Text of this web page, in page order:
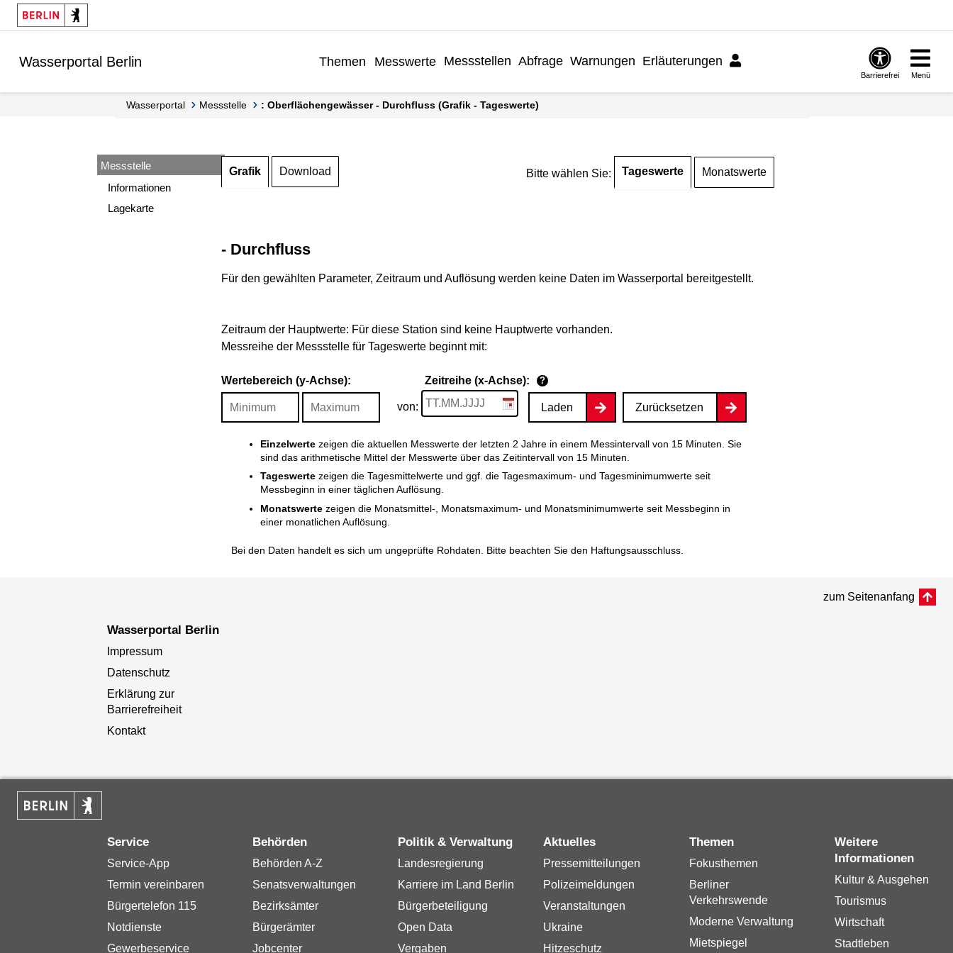
Springe zur Navigation
Springe zum Inhalt
Wasserportal Berlin Themen Messwerte Messstellen Abfrage Warnungen Erläuterungen
Barrierefrei Menü
Wasserportal Messstelle : Oberflächengewässer - Durchfluss (Grafik - Tageswerte)
Messstelle
Informationen
Lagekarte
Grafik Download Bitte wählen Sie: Tageswerte Monatswerte
- Durchfluss
Für den gewählten Parameter, Zeitraum und Auflösung werden keine Daten im Wasserportal bereitgestellt.
Zeitraum der Hauptwerte: Für diese Station sind keine Hauptwerte vorhanden.
Messreihe der Messstelle für Tageswerte beginnt mit:
Wertebereich (y-Achse): Zeitreihe (x-Achse): ?
von: Laden Zurücksetzen
Einzelwertezeigen die aktuellen Messwerte der letzten 2 Jahre in einem Messintervall von 15 Minuten. Sie
sind das arithmetische Mittel der Messwerte über das Zeitintervall von 15 Minuten.
Tageswertezeigen die Tagesmittelwerte und ggf. die Tagesmaximum- und Tagesminimumwerte seit
Messbeginn in einer täglichen Auflösung.
Monatswertezeigen die Monatsmittel-, Monatsmaximum- und Monatsminimumwerte seit Messbeginn in
einer monatlichen Auflösung.
Bei den Daten handelt es sich um ungeprüfte Rohdaten. Bitte beachten Sie den Haftungsausschluss.
zum Seitenanfang
Wasserportal Berlin
Impressum
Datenschutz
Erklärung zur
Barrierefreiheit
Kontakt
Service
Service-App
Termin vereinbaren
Bürgertelefon 115
Notdienste
Gewerbeservice
Behörden
Behörden A-Z
Senatsverwaltungen
Bezirksämter
Bürgerämter
Jobcenter
Politik & Verwaltung
Landesregierung
Karriere im Land Berlin
Bürgerbeteiligung
Open Data
Vergaben
Aktuelles
Pressemitteilungen
Polizeimeldungen
Veranstaltungen
Ukraine
Hitzeschutz
Themen
Fokusthemen
Berliner
Verkehrswende
Moderne Verwaltung
Mietspiegel
Weitere
Informationen
Kultur & Ausgehen
Tourismus
Wirtschaft
Stadtleben